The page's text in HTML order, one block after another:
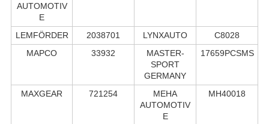
AUTOMOTIV
E
LEMFÖRDER 2038701 LYNXAUTO
C8028
MAPCO
33932
MASTER-
SPORT
GERMANY
17659PCSMS
MAXGEAR 721254
MEHA
AUTOMOTIV
E
MH40018